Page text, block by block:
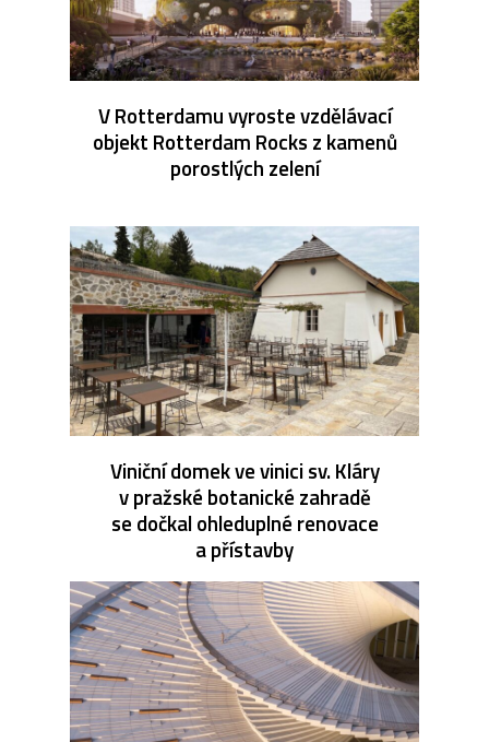
V Rotterdamu vyroste vzdělávací
objekt Rotterdam Rocks z kamenů
porostlých zelení
Viniční domek ve vinici sv. Kláry
v pražské botanické zahradě
se dočkal ohleduplné renovace
a přístavby